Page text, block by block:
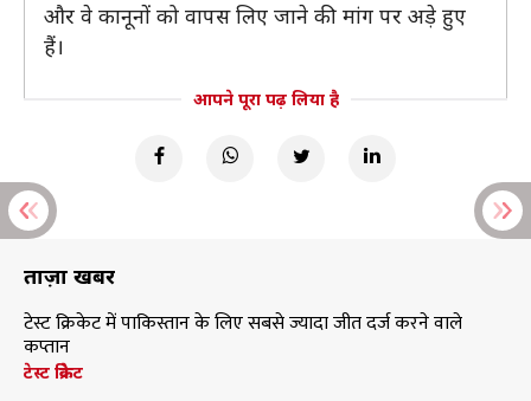
और वे कानूनों को वापस लिए जाने की मांग पर अड़े हुए
हैं।
आपने पूरा पढ़ लिया है
ताज़ा खबरें
टेस्ट क्रिकेट में पाकिस्तान के लिए सबसे ज्यादा जीत दर्ज करने वाले
कप्तान
टेस्ट क्रिकेट